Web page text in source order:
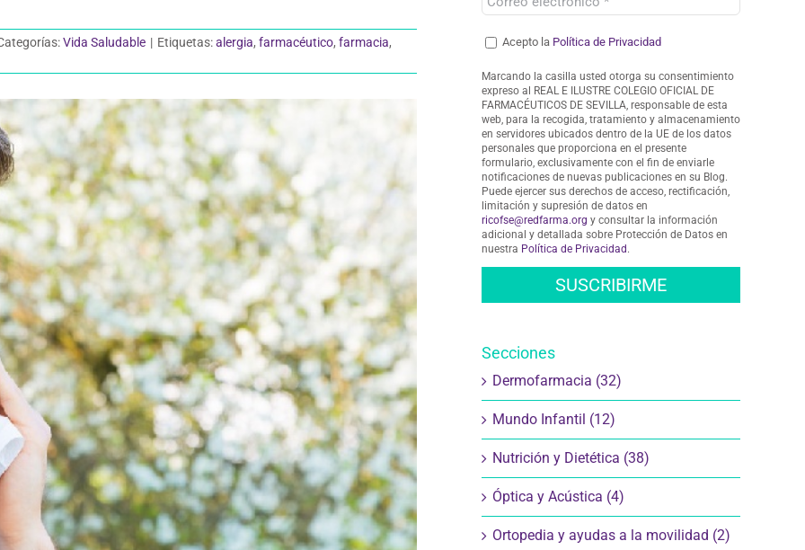
Vida Saludable | Etiquetas:alergia, farmacéutico, farmacia,
Acepto la Política de Privacidad
Marcando la casilla usted otorga su consentimiento
expreso al REAL E ILUSTRE COLEGIO OFICIAL DE
FARMACÉUTICOS DE SEVILLA, responsable de esta
web, para la recogida, tratamiento y almacenamiento
en servidores ubicados dentro de la UE de los datos
personales que proporciona en el presente
formulario, exclusivamente con el fin de enviarle
notificaciones de nuevas publicaciones en su Blog.
Puede ejercer sus derechos de acceso, rectificación,
limitación y supresión de datos en
ricofse@redfarma.org y consultar la información
adicional y detallada sobre Protección de Datos en
nuestra Política de Privacidad .
Secciones
Dermofarmacia (32)
Mundo Infantil (12)
Nutrición y Dietética (38)
Óptica y Acústica (4)
Ortopedia y ayudas a la movilidad (2)